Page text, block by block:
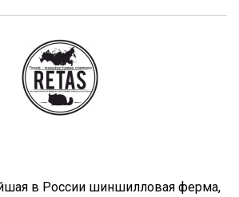
в России шиншилловая ферма,